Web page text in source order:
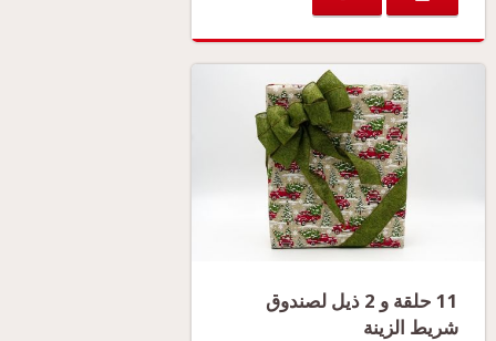
11 حلقة و 2 ذيل لصندوق
شريط الزينة